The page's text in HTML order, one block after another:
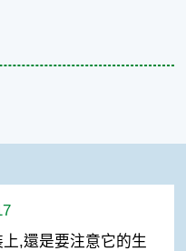
,還是要注意它的生